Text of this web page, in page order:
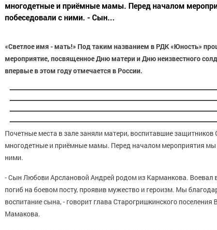
многодетные и приёмные мамы. Перед началом
побеседовали с ними. - Сын...
«Светлое имя - мать!» Под таким названием в РДК «Юность»
мероприятие, посвященное Дню матери и Дню неизвестного
впервые в этом году отмечается в России.
Почетные места в зале заняли матери, воспитавшие защитников
многодетные и приёмные мамы. Перед началом мероприятия мы
ними.
- Сын Любови Арслановой Андрей родом из Карманкова. Воевал
погиб на боевом посту, проявив мужество и героизм. Мы
воспитание сына, - говорит глава Старогришкинского поселения
Мамакова.